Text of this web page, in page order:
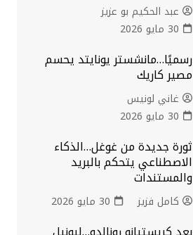
عبد الحكيم بو عزيز
30 مايو 2026
رسميًا…مانشستر يونايتد يحسم
مصير كاريك
غاني لونيس
30 مايو 2026
ثورة جديدة من غوغل…الذكاء
الاصطناعي يتحكم بالبريد
والمستندات
كامل فزيز 30 مايو 2026